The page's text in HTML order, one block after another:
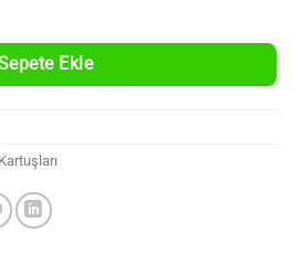
Şişe Mürekkep (70 ml.) adet
Ekle